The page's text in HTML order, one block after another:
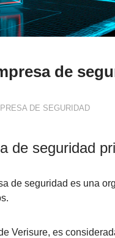
de
DE SEGURIDAD
de seguridad
de seguridad es una
Verisure, es